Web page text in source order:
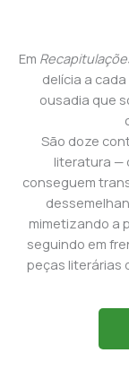
Em
delícia a
ousadia que
São doze
literatura —
conseguem
mimetizando a
seguindo em
peças literárias